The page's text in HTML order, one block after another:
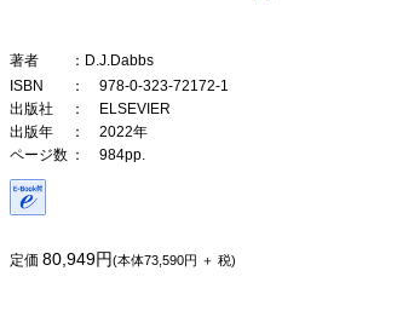
著者
：D.J.Dabbs
ISBN
： 978-0-323-72172-1
出版社
： ELSEVIER
出版年
： 2022年
ページ数 ： 984pp.
定価 80,949円(本体73,590円 ＋ 税)